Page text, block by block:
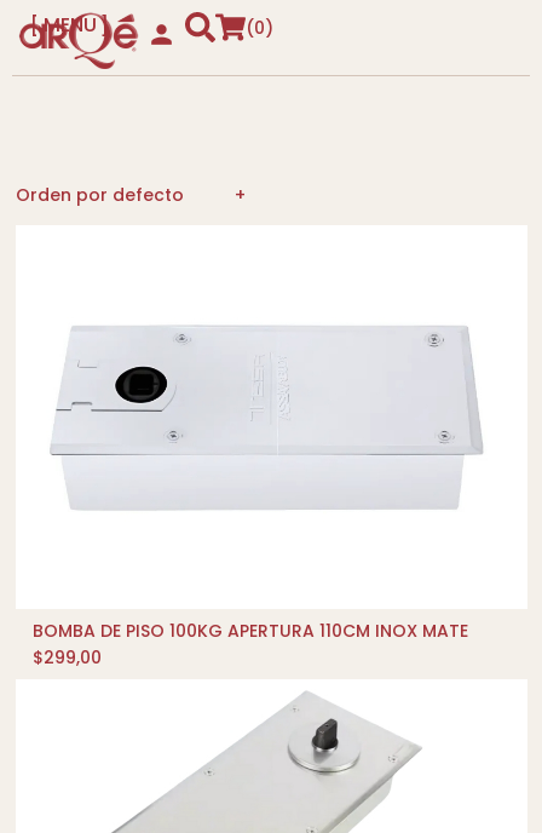
MENU
CLOSE
0
Orden por defecto
AÑADIR AL CARRITO
BOMBA DE PISO 100KG APERTURA 110CM INOX MATE
$299,00